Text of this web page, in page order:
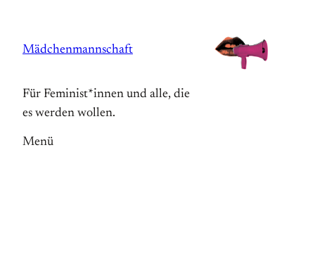
springen
Mädchenmannschaft
Für Feminist*innen und alle, die
es werden wollen.
Menü